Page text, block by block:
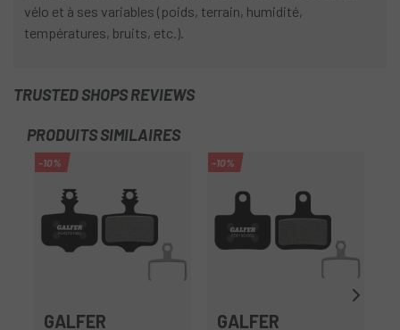
vélo et à ses variables (poids, terrain, humidité,
températures, bruits, etc.).
TRUSTED SHOPS REVIEWS
PRODUITS SIMILAIRES
-10%
GALFER
-10%
GALFER